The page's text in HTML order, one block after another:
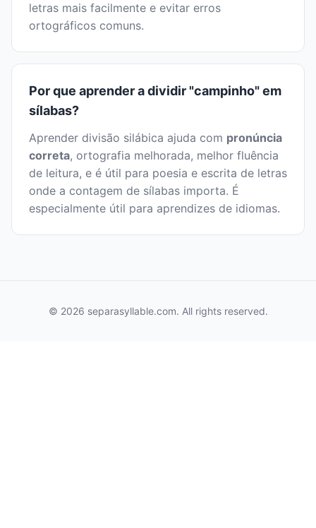
letras mais facilmente e evitar erros
ortográficos comuns.
Por que aprender a dividir "campinho" em
sílabas?
Aprender divisão silábica ajuda com pronúncia
correta, ortografia melhorada, melhor fluência
de leitura, e é útil para poesia e escrita de letras
onde a contagem de sílabas importa. É
especialmente útil para aprendizes de idiomas.
© 2026 separasyllable.com. All rights reserved.